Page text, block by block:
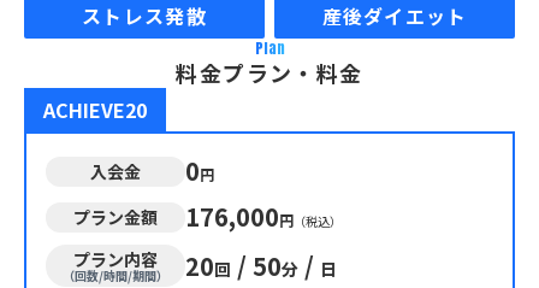
ストレス発散
産後ダイエット
Plan
料金プラン・料金
ACHIEVE20
入会金 0円
プラン金額 176,000円 （税込）
プラン内容
（回数/時間/期間） 20回 / 50分 / 日